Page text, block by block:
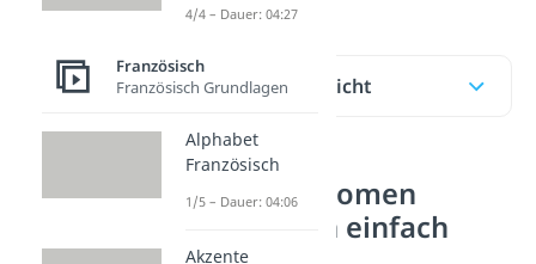
Inhaltsübersicht
Objektpronomen
Französisch einfach
4/4 – Dauer: 04:27
Französisch
Französisch Grundlagen
Alphabet
Französisch
1/5 – Dauer: 04:06
Akzente